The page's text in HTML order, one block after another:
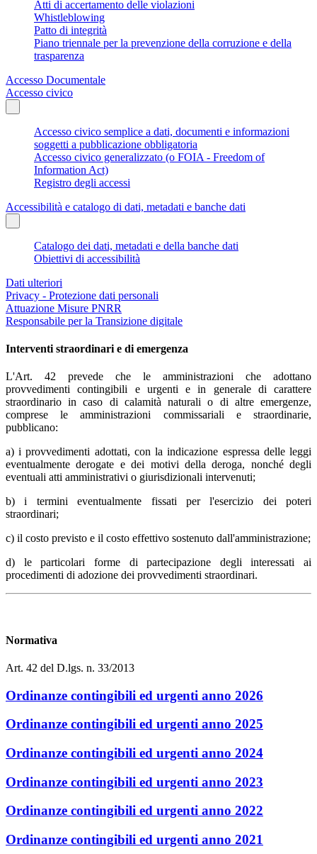
Atti di accertamento delle violazioni
Whistleblowing
Patto di integrità
Piano triennale per la prevenzione della corruzione e della
trasparenza
Accesso Documentale
Accesso civico
Accesso civico semplice a dati, documenti e informazioni
soggetti a pubblicazione obbligatoria
Accesso civico generalizzato (o FOIA - Freedom of
Information Act)
Registro degli accessi
Accessibilità e catalogo di dati, metadati e banche dati
Catalogo dei dati, metadati e della banche dati
Obiettivi di accessibilità
Dati ulteriori
Privacy - Protezione dati personali
Attuazione Misure PNRR
Responsabile per la Transizione digitale
Interventi straordinari e di emergenza
L'Art. 42 prevede che le amministrazioni che adottano
provvedimenti contingibili e urgenti e in generale di carattere
straordinario in caso di calamità naturali o di altre emergenze,
comprese le amministrazioni commissariali e straordinarie,
pubblicano:
a) i provvedimenti adottati, con la indicazione espressa delle leggi
eventualmente derogate e dei motivi della deroga, nonché degli
eventuali atti amministrativi o giurisdizionali intervenuti;
b) i termini eventualmente fissati per l'esercizio dei poteri
straordinari;
c) il costo previsto e il costo effettivo sostenuto dall'amministrazione;
d) le particolari forme di partecipazione degli interessati ai
procedimenti di adozione dei provvedimenti straordinari.
Normativa
Art. 42 del D.lgs. n. 33/2013
Ordinanze contingibili ed urgenti anno 2026
Ordinanze contingibili ed urgenti anno 2025
Ordinanze contingibili ed urgenti anno 2024
Ordinanze contingibili ed urgenti anno 2023
Ordinanze contingibili ed urgenti anno 2022
Ordinanze contingibili ed urgenti anno 2021